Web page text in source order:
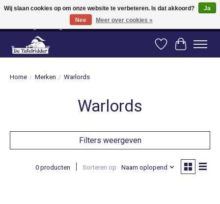
Vanaf 80 euro gratis verzending binnen Nederland! Vanaf 100 euro gratis
verzending naar België en Duitsland!
Verlanglijst
Home / Merken / Warlords
Warlords
Filters weergeven
0 producten Sorteren op Naam oplopend
Wij slaan cookies op om onze website te verbeteren. Is dat akkoord?
Ja
Nee
Meer over cookies »